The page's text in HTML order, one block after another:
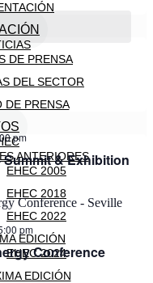
DE PRENSA
DEL SECTOR
DE PRENSA
ANTERIORES
EHEC 2005
EHEC 2018
EHEC 2022
EDICIÓN
EHEC 2024
EDICIÓN
de
pm
& Exhibition
pm
Conference